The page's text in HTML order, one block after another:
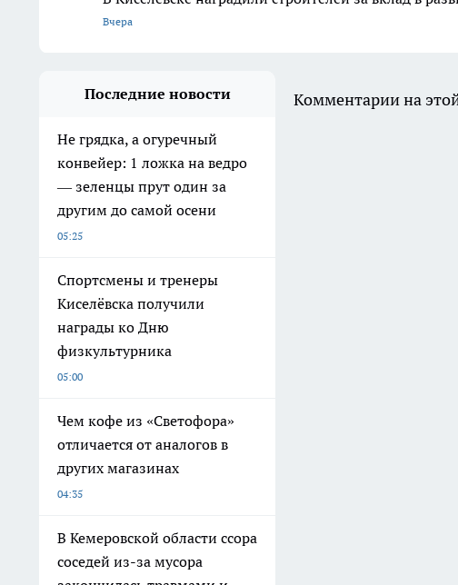
Вчера
Последние новости
Не грядка, а огуречный
конвейер: 1 ложка на ведро
— зеленцы прут один за
другим до самой осени
05:25
Спортсмены и тренеры
Киселёвска получили
награды ко Дню
физкультурника
05:00
Чем кофе из «Светофора»
отличается от аналогов в
других магазинах
04:35
В Кемеровской области ссора
соседей из-за мусора
Комментарии на